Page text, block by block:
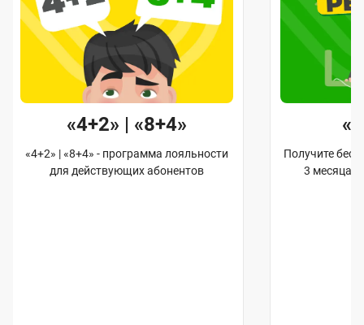
«4+2» | «8+4»
«4+2» | «8+4» - программа лояльности
для действующих абонентов
Получите
3 месяца